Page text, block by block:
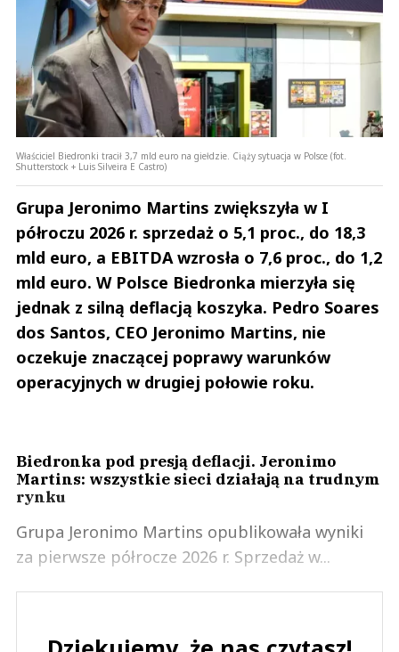
Właściciel Biedronki tracił 3,7 mld euro na giełdzie. Ciąży sytuacja w Polsce (fot.
Shutterstock + Luis Silveira E Castro)
Grupa Jeronimo Martins zwiększyła w I
półroczu 2026 r. sprzedaż o 5,1 proc., do 18,3
mld euro, a EBITDA wzrosła o 7,6 proc., do 1,2
mld euro. W Polsce Biedronka mierzyła się
jednak z silną deflacją koszyka. Pedro Soares
dos Santos, CEO Jeronimo Martins, nie
oczekuje znaczącej poprawy warunków
operacyjnych w drugiej połowie roku.
Biedronka pod presją deflacji. Jeronimo
Martins: wszystkie sieci działają na trudnym
rynku
Grupa Jeronimo Martins opublikowała wyniki
za pierwsze półrocze 2026 r. Sprzedaż w...